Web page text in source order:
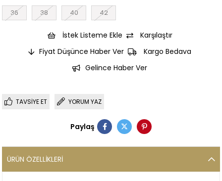
36 38 40 42
İstek Listeme Ekle
Karşılaştır
Fiyat Düşünce Haber Ver
Kargo Bedava
Gelince Haber Ver
TAVSIYE ET YORUM YAZ
Paylaş
ÜRÜN ÖZELLIKLERI